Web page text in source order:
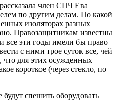
член СПЧ Ева
по другим делам. По какой
изоляторах разных
Правозащитникам известны
все эти годы имели бы право
с ними трое суток все, чей
что для этих осужденных
короткое (через стекло, по
спешить оборудовать